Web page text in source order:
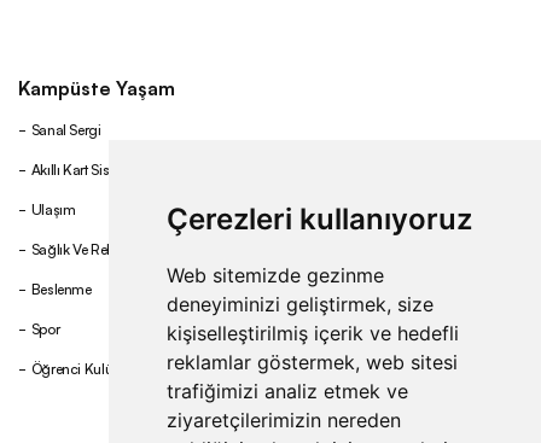
Çerezleri kullanıyoruz
Web sitemizde gezinme
deneyiminizi geliştirmek, size
kişiselleştirilmiş içerik ve hedefli
reklamlar göstermek, web sitesi
trafiğimizi analiz etmek ve
ziyaretçilerimizin nereden
Kampüste Yaşam
Sanal Sergi
Akıllı Kart Sistemi
Ulaşım
Sağlık Ve Rehberlik
Beslenme
Spor
Öğrenci Kulüpleri